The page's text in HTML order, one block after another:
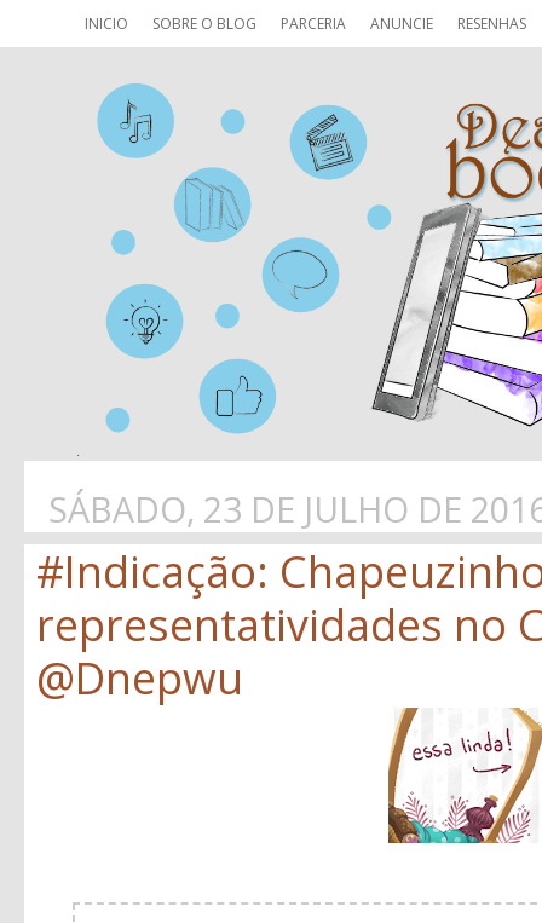
INICIO SOBRE O BLOG PARCERIA ANUNCIE RESENHAS
SÁBADO, 23 DE JULHO DE
#Indicação:
representatividades no
@Dnepwu